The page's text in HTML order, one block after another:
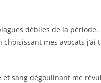
débiles de la
mes avocats j’ai
sang dégoulinant me